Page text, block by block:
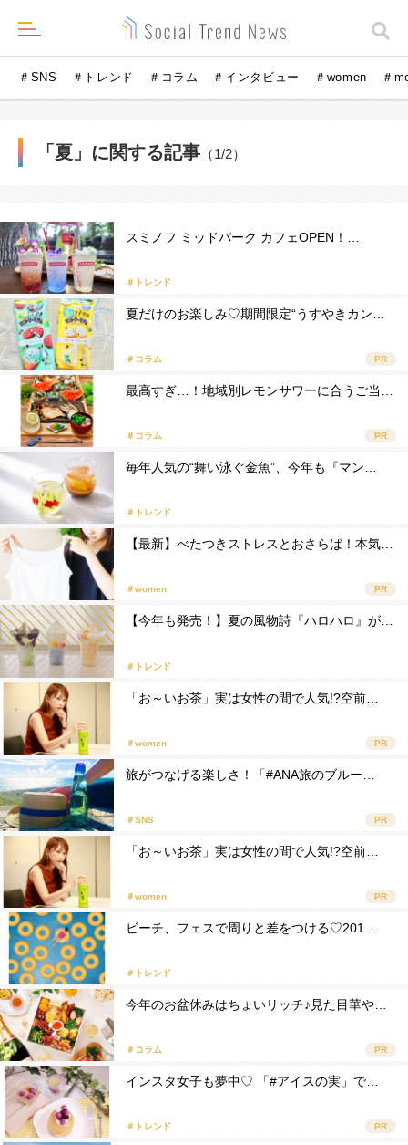
＃SNS ＃トレンド ＃コラム ＃インタビュー ＃women ＃
「夏」に関する記事 （1/2）
スミノフ ミッドパーク カフェOPEN！…
＃トレンド
夏だけのお楽しみ♡期間限定“うすやきカン…
＃コラム PR
最高すぎ…！地域別レモンサワーに合うご当…
＃コラム PR
毎年人気の“舞い泳ぐ金魚”、今年も『マン…
＃トレンド
【最新】べたつきストレスとおさらば！本気…
＃women PR
【今年も発売！】夏の風物詩『ハロハロ』が…
＃トレンド
「お～いお茶」実は女性の間で人気!?空前…
＃women PR
旅がつなげる楽しさ！「#ANA旅のブルー…
＃SNS PR
「お～いお茶」実は女性の間で人気!?空前…
＃women PR
ビーチ、フェスで周りと差をつける♡201…
＃トレンド
今年のお盆休みはちょいリッチ♪見た目華や…
＃コラム PR
インスタ女子も夢中♡ 「#アイスの実」で…
＃トレンド PR